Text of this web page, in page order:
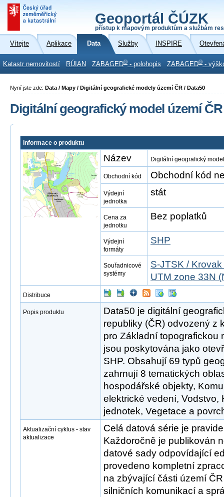
Geoportál ČÚZK
přístup k mapovým produktům a službám
Vítejte Aplikace Data Služby INSPIRE
Katastr nemovitostí RÚIAN ZABAGED® - polohopis ZABAGED® -
Nyní jste zde: Data / Mapy / Digitální geografické modely území ČR / Data50
Digitální geografický model území ČR
Informace o produktu
Název Digitální geografický
Obchodní kód Obchodní kód
Výdejní
jednotka
stát
Cena za
jednotku
Bez poplatků
Výdejní
formáty
SHP
Souřadnicové
systémy
S-JTSK /
UTM zone 33N
Distribuce
Popis produktu
Data50 je digitální
republiky (ČR) odvozený z
pro Základní topografickou
jsou poskytována jako
SHP. Obsahují 69 typů
zahrnují 8 tematických
hospodářské objekty,
elektrické vedení, Vodstvo,
jednotek, Vegetace a
Aktualizační cyklus - stav
aktualizace
Celá datová série je
Každoročně je publikován
datové sady odpovídající
provedeno kompletní
na zbývající části území
silničních komunikací a